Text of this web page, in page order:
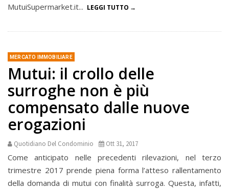
MutuiSupermarket.it... LEGGI TUTTO
MERCATO IMMOBILIARE
Mutui: il crollo delle
surroghe non è più
compensato dalle nuove
erogazioni
Quotidiano Del Condominio Ott 31, 2017
Come anticipato nelle precedenti rilevazioni, nel terzo
trimestre 2017 prende piena forma l’atteso rallentamento
della domanda di mutui con finalità surroga. Questa, infatti,